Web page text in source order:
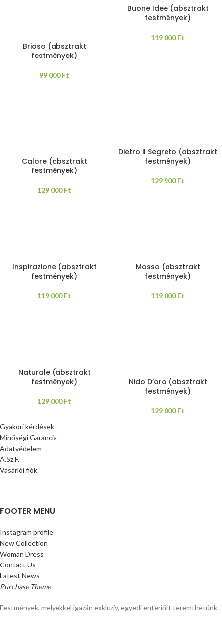
Brioso (absztrakt
festmények)
99 000Ft
Buone Idee (absztrakt
festmények)
119 000Ft
Calore (absztrakt
festmények)
129 000Ft
Dietro il Segreto (absztrakt
festmények)
129 900Ft
Inspirazione (absztrakt
festmények)
119 000Ft
Mosso (absztrakt
festmények)
119 000Ft
Naturale (absztrakt
festmények)
129 000Ft
Nido D’oro (absztrakt
festmények)
129 000Ft
Gyakori kérdések
Minőségi Garancia
Adatvédelem
Á.Sz.F.
Vásárlói fiók
FOOTER MENU
Instagram profile
New Collection
Woman Dress
Contact Us
Latest News
Purchase Theme
Festmények, melyekkel igazán exkluzív, egyedi enteriőrt teremthetünk